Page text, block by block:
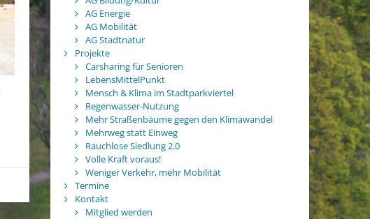
AG Energie
AG Mobilität
AG Stadtnatur
Projekte
Carsharing für Senioren
LebensMittelPunkt
Mensch & Klima im Stadtparkviertel
Regenwasser-Nutzung
Mehr Straßenbäume gegen den Klimawandel
Mehrweg statt Einweg
Rauchlose Siedlung 2.0
Volle Kraft voraus!
Weniger Verkehr, mehr Mobilität
Termine
Kontakt
Mitglied werden